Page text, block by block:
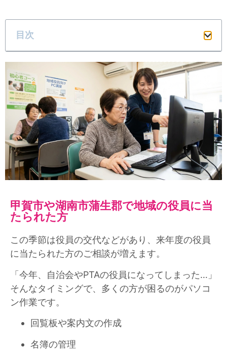
目次
甲賀市や湖南市蒲生郡で地域の役員に当
たられた方
この季節は役員の交代などがあり、来年度の役員
に当たられた方のご相談が増えます。
「今年、自治会やPTAの役員になってしまった…」
そんなタイミングで、多くの方が困るのがパソコ
ン作業です。
回覧板や案内文の作成
名簿の管理